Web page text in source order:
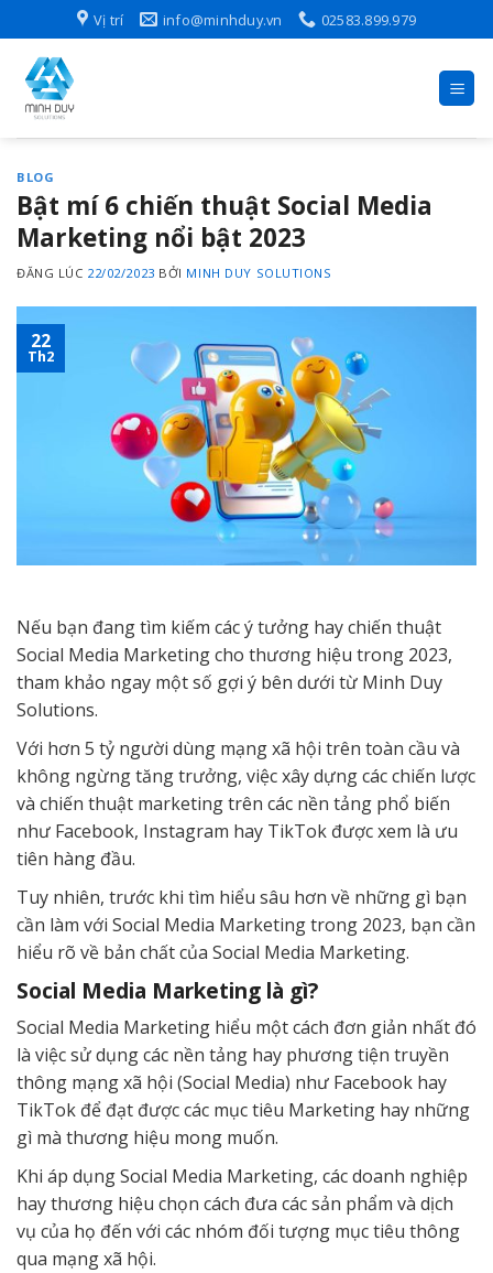
to
content
Vị trí info@minhduy.vn 02583.899.979
BLOG
Bật mí 6 chiến thuật Social Media
Marketing nổi bật 2023
ĐĂNG LÚC 22/02/2023 BỞI MINH DUY SOLUTIONS
22
Th2
Nếu bạn đang tìm kiếm các ý tưởng hay chiến thuật
Social Media Marketing cho thương hiệu trong 2023,
tham khảo ngay một số gợi ý bên dưới từ Minh Duy
Solutions.
Với hơn 5 tỷ người dùng mạng xã hội trên toàn cầu và
không ngừng tăng trưởng, việc xây dựng các chiến lược
và chiến thuật marketing trên các nền tảng phổ biến
như Facebook, Instagram hay TikTok được xem là ưu
tiên hàng đầu.
Tuy nhiên, trước khi tìm hiểu sâu hơn về những gì bạn
cần làm với Social Media Marketing trong 2023, bạn cần
hiểu rõ về bản chất của Social Media Marketing.
Social Media Marketing là gì?
Social Media Marketing hiểu một cách đơn giản nhất đó
là việc sử dụng các nền tảng hay phương tiện truyền
thông mạng xã hội (Social Media) như Facebook hay
TikTok để đạt được các mục tiêu Marketing hay những
gì mà thương hiệu mong muốn.
Khi áp dụng Social Media Marketing, các doanh nghiệp
hay thương hiệu chọn cách đưa các sản phẩm và dịch
vụ của họ đến với các nhóm đối tượng mục tiêu thông
qua mạng xã hội.